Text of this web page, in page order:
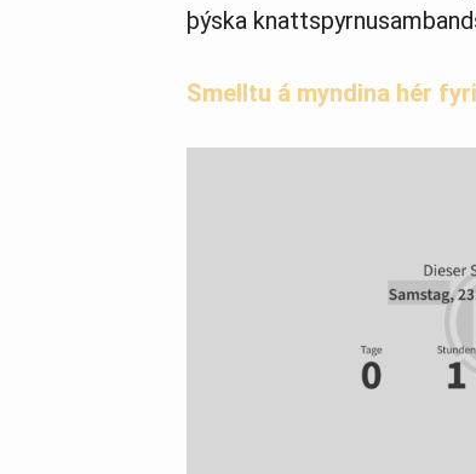
þýska
Smelltu á myndina hér